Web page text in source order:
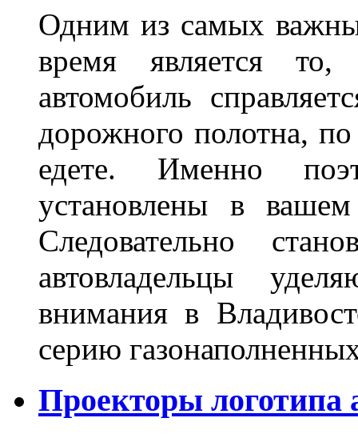
Одним из самых
время является то,
автомобиль
дорожного полотна,
едете. Именно
установлены в
Следовательно
автовладельцы
внимания в
серию
Проекторы логотипа